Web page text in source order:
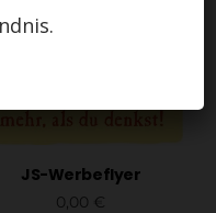
JS-Werbeflyer
0,00 €